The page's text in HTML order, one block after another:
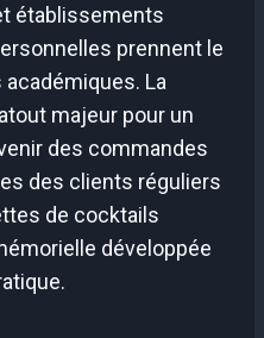
établissements
prennent le
La
majeur pour un
des commandes
des clients réguliers
de cocktails
développée